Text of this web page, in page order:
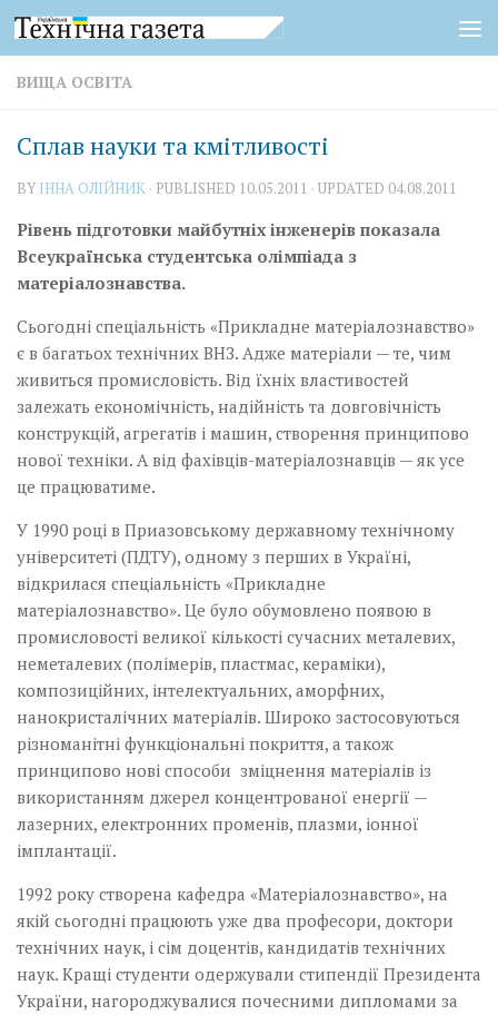
Skip to content
ВИЩА ОСВІТА
Сплав науки та кмітливості
BY ІННА ОЛІЙНИК · PUBLISHED 10.05.2011 · UPDATED 04.08.2011
Рівень підготовки майбутніх інженерів показала
Всеукраїнська студентська олімпіада з
матеріалознавства.
Сьогодні спеціальність «Прикладне матеріалознавство»
є в багатьох технічних ВНЗ. Адже матеріали — те, чим
живиться промисловість. Від їхніх властивостей
залежать економічність, надійність та довговічність
конструкцій, агрегатів і машин, створення принципово
нової техніки. А від фахівців-матеріалознавців — як усе
це працюватиме.
У 1990 році в Приазовському державному технічному
університеті (ПДТУ), одному з перших в Україні,
відкрилася спеціальність «Прикладне
матеріалознавство». Це було обумовлено появою в
промисловості великої кількості сучасних металевих,
неметалевих (полімерів, пластмас, кераміки),
композиційних, інтелектуальних, аморфних,
нанокристалічних матеріалів. Широко застосовуються
різноманітні функціональні покриття, а також
принципово нові способи зміцнення матеріалів із
використанням джерел концентрованої енергії —
лазерних, електронних променів, плазми, іонної
імплантації.
1992 року створена кафедра «Матеріалознавство», на
якій сьогодні працюють уже два професори, доктори
технічних наук, і сім доцентів, кандидатів технічних
наук. Кращі студенти одержували стипендії Президента
України, нагороджувалися почесними дипломами за